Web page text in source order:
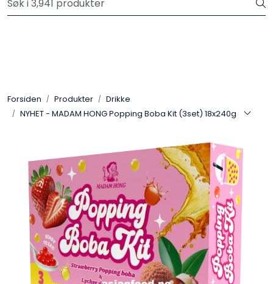
Skip to main content
Velkommen til vår nye nettbutikk! Trykk her for å lese mer
Forsiden Produkter
Drikke
NYHET - MADAM HONG Popping Boba Kit (3set) 18x240g
Restaurantprodukter